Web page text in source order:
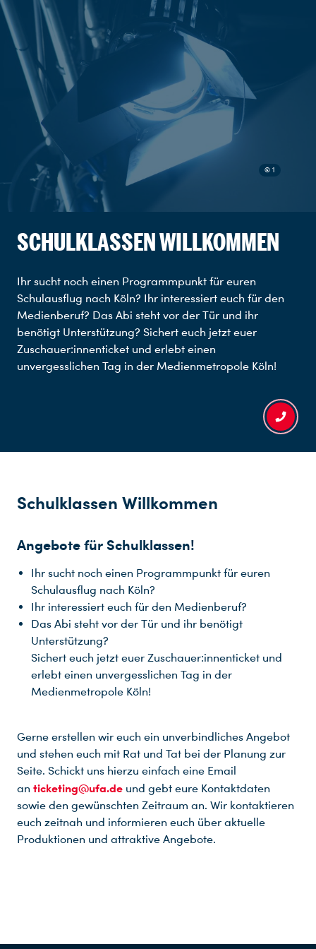
© 1
SCHULKLASSEN WILLKOMMEN
Ihr sucht noch einen Programmpunkt für euren
Schulausflug nach Köln? Ihr interessiert euch für den
Medienberuf? Das Abi steht vor der Tür und ihr
benötigt Unterstützung? Sichert euch jetzt euer
Zuschauer:innenticket und erlebt einen
unvergesslichen Tag in der Medienmetropole Köln!
Schulklassen Willkommen
Angebote für Schulklassen!
Ihr sucht noch einen Programmpunkt für euren
Schulausflug nach Köln?
Ihr interessiert euch für den Medienberuf?
Das Abi steht vor der Tür und ihr benötigt
Unterstützung?
Sichert euch jetzt euer Zuschauer:innenticket und
erlebt einen unvergesslichen Tag in der
Medienmetropole Köln!
Gerne erstellen wir euch ein unverbindliches Angebot
und stehen euch mit Rat und Tat bei der Planung zur
Seite. Schickt uns hierzu einfach eine Email
an ticketing@ufa.de und gebt eure Kontaktdaten
sowie den gewünschten Zeitraum an. Wir kontaktieren
euch zeitnah und informieren euch über aktuelle
Produktionen und attraktive Angebote.